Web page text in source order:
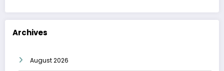
Archives
August 2026